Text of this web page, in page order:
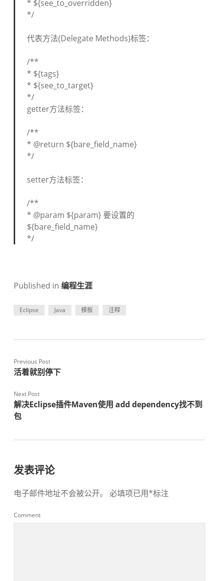
* ${see_to_overridden}
*/
代表方法(Delegate Methods)标签：
/**
* ${tags}
* ${see_to_target}
*/
getter方法标签：
/**
* @return ${bare_field_name}
*/
setter方法标签：
/**
* @param ${param} 要设置的
${bare_field_name}
*/
Published in 编程生涯
Eclipse Java 模板 注释
Previous Post
活着就别停下
Next Post
解决Eclipse插件Maven使用 add dependency找不到
包
发表评论
电子邮件地址不会被公开。 必填项已用*标注
Comment